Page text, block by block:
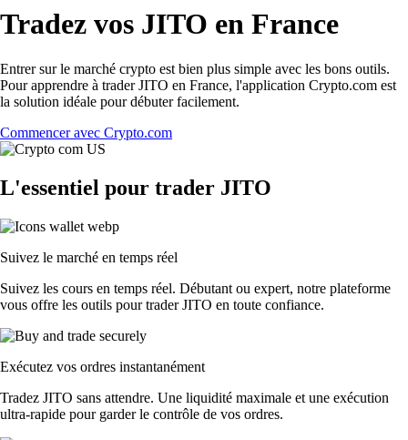
Tradez vos JITO en France
Entrer sur le marché crypto est bien plus simple avec les bons outils.
Pour apprendre à trader JITO en France, l'application Crypto.com est
la solution idéale pour débuter facilement.
Commencer avec Crypto.com
L'essentiel pour trader JITO
Suivez le marché en temps réel
Suivez les cours en temps réel. Débutant ou expert, notre plateforme
vous offre les outils pour trader JITO en toute confiance.
Exécutez vos ordres instantanément
Tradez JITO sans attendre. Une liquidité maximale et une exécution
ultra-rapide pour garder le contrôle de vos ordres.